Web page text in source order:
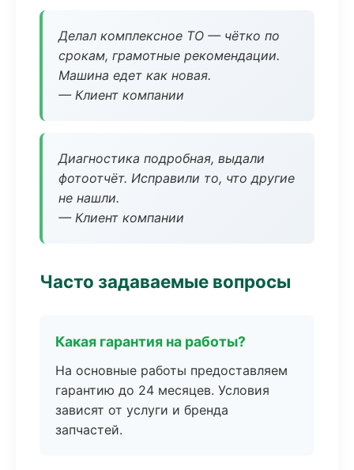
Делал комплексное ТО — чётко по
срокам, грамотные рекомендации.
Машина едет как новая.
— Клиент компании
Диагностика подробная, выдали
фотоотчёт. Исправили то, что другие
не нашли.
— Клиент компании
Часто задаваемые вопросы
Какая гарантия на работы?
На основные работы предоставляем
гарантию до 24 месяцев. Условия
зависят от услуги и бренда
запчастей.